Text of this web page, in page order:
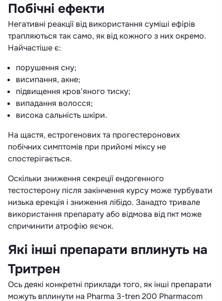
Побічні ефекти
Негативні реакції від використання суміші ефірів
трапляються так само, як від кожного з них окремо.
Найчастіше є:
порушення сну;
висипання, акне;
підвищення кров'яного тиску;
випадання волосся;
висока сальність шкіри.
На щастя, естрогенових та прогестеронових
побічних симптомів при прийомі міксу не
спостерігається.
Оскільки зниження секреції ендогенного
тестостерону після закінчення курсу може турбувати
низька ерекція і зниження лібідо. Занадто тривале
використання препарату або відмова від пкт може
спричинити атрофію яєчок.
Які інші препарати вплинуть на
Тритрен
Ось деякі конкретні приклади того, як інші препарати
можуть вплинути на Pharma 3-tren 200 Pharmacom